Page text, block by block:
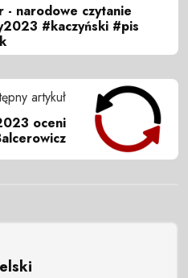
- narodowe czytanie
#kaczyński #pis
artykuł
oceni